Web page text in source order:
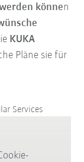
können
KUKA
Pläne sie für
Services